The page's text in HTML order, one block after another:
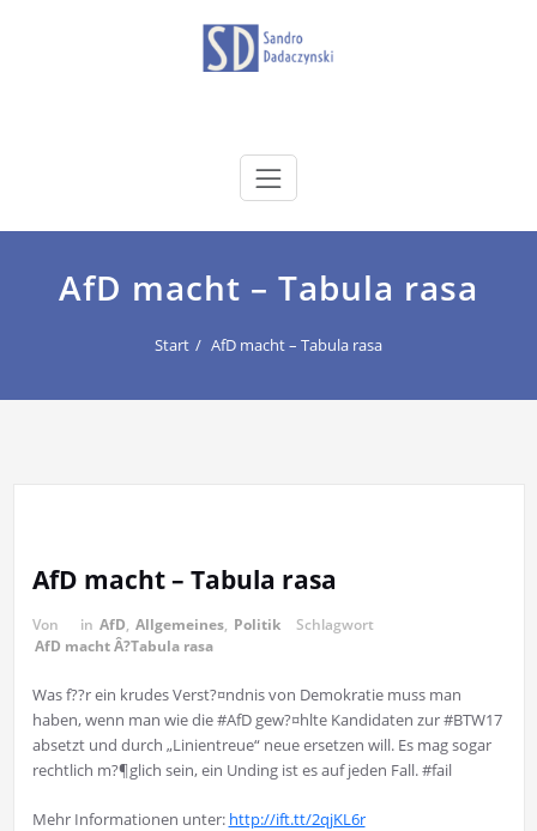
dadaczynski.de
AfD macht – Tabula rasa
Start AfD macht – Tabula rasa
AfD macht – Tabula rasa
Von in AfD, Allgemeines, Politik
Schlagwort
AfD macht Â?Tabula rasa
Was f??r ein krudes Verst?¤ndnis von Demokratie muss man
haben, wenn man wie die #AfD gew?¤hlte Kandidaten zur #BTW17
absetzt und durch „Linientreue“ neue ersetzen will. Es mag sogar
rechtlich m?¶glich sein, ein Unding ist es auf jeden Fall. #fail
Mehr Informationen unter: http://ift.tt/2qjKL6r